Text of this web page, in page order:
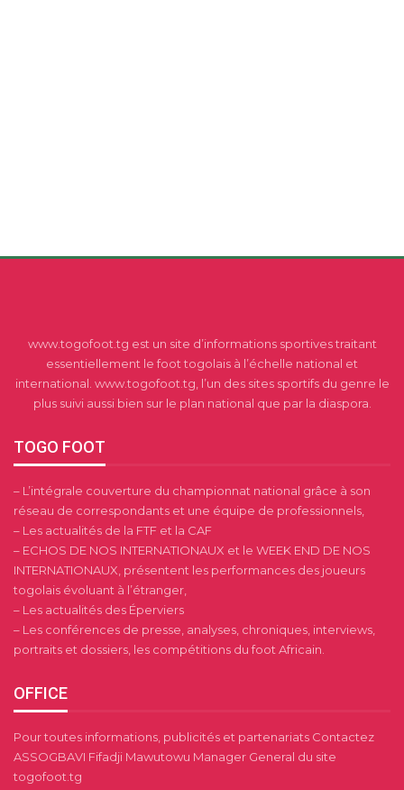
www.togofoot.tg est un site d’informations sportives traitant
essentiellement le foot togolais à l’échelle national et
international. www.togofoot.tg, l’un des sites sportifs du genre le
plus suivi aussi bien sur le plan national que par la diaspora.
TOGO FOOT
– L’intégrale couverture du championnat national grâce à son
réseau de correspondants et une équipe de professionnels,
– Les actualités de la FTF et la CAF
– ECHOS DE NOS INTERNATIONAUX et le WEEK END DE NOS
INTERNATIONAUX, présentent les performances des joueurs
togolais évoluant à l’étranger,
– Les actualités des Éperviers
– Les conférences de presse, analyses, chroniques, interviews,
portraits et dossiers, les compétitions du foot Africain.
OFFICE
Pour toutes informations, publicités et partenariats Contactez
ASSOGBAVI Fifadji Mawutowu Manager General du site
togofoot.tg